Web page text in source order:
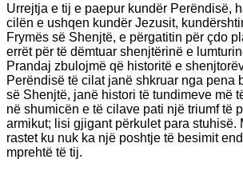
Urrejtja e tij e paepur kundër Perëndisë,
cilën e ushqen kundër Jezusit,
Frymës së Shenjtë, e përgatitin për çdo
errët për të dëmtuar shenjtërinë e
Prandaj zbulojmë që historitë e
Perëndisë të cilat janë shkruar nga pena
së Shenjtë, janë histori të tundimeve më
në shumicën e të cilave pati një triumf të
armikut; lisi gjigant përkulet para stuhisë.
rastet ku nuk ka një poshtje të besimit
mprehtë të tij.